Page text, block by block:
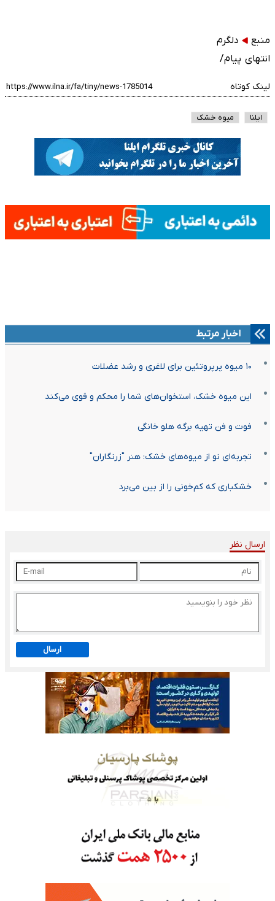
منبع
دلگرم
انتهای پیام/
لینک کوتاه
ایلنا میوه خشک
اخبار مرتبط
۱۰ میوه پرپروتئین برای لاغری و رشد عضلات
این میوه خشک، استخوان‌های شما را محکم و قوی می‌کند
فوت و فن تهیه برگه هلو خانگی
تجربه‌ای نو از میوه‌های خشک: هنر "زرنگاران"
خشکباری که کم‌خونی را از بین می‌برد
ارسال نظر
ارسال